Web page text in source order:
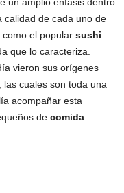
calidad de cada uno de
como el popular sushi
que lo caracteriza.
vieron sus orígenes
cuales son toda una
acompañar esta
de comida